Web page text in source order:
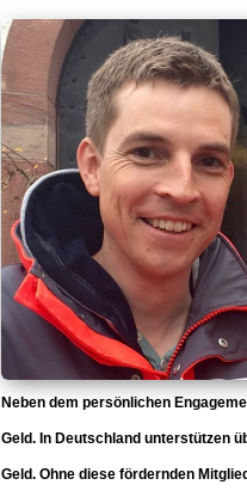
Neben dem persönlichen
Geld. In Deutschland unterstützen
Geld. Ohne diese fördernden